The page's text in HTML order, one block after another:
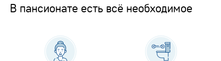
В пансионате есть всё необходимое